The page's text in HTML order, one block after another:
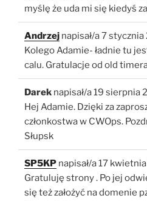
myślę że uda mi się kiedyś
Andrzej napisał/a7 stycznia
Kolego Adamie- ładnie tu
calu. Gratulacje od old
Darek napisał/a19 sierpnia
Hej Adamie. Dzięki za
członkostwa w CWOps.
Słupsk
SP5KP napisał/a17
Gratuluję strony . Po jej
się też założyć na domenie